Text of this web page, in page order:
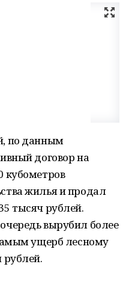
по данным
договор на
кубометров
жилья и продал
тысяч рублей.
вырубил более
ущерб лесному
рублей.